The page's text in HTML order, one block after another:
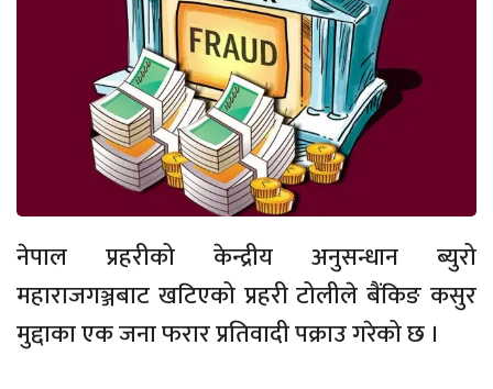
नेपाल प्रहरीको केन्द्रीय अनुसन्धान ब्युरो
महाराजगञ्जबाट खटिएको प्रहरी टोलीले बैंकिङ कसुर
मुद्दाका एक जना फरार प्रतिवादी पक्राउ गरेको छ ।